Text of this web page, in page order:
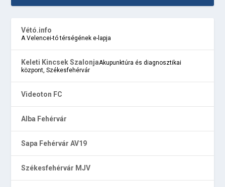
Vétó.info
A Velencei-tó térségének e-lapja
Keleti Kincsek SzalonjaAkupunktúra és diagnosztikai
központ, Székesfehérvár
Videoton FC
Alba Fehérvár
Sapa Fehérvár AV19
Székesfehérvár MJV